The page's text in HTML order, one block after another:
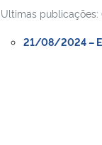
Ultimas publicações:
21/08/2024 –